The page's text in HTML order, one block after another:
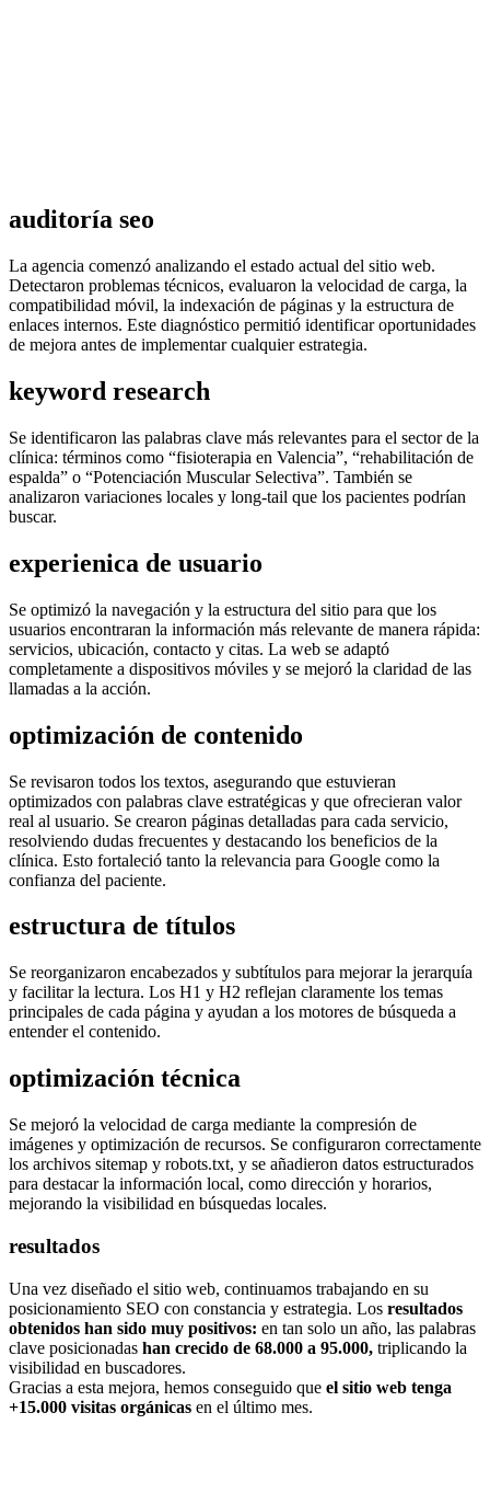
auditoría seo
La agencia comenzó analizando el estado actual del sitio web.
Detectaron problemas técnicos, evaluaron la velocidad de carga, la
compatibilidad móvil, la indexación de páginas y la estructura de
enlaces internos. Este diagnóstico permitió identificar oportunidades
de mejora antes de implementar cualquier estrategia.
keyword research
Se identificaron las palabras clave más relevantes para el sector de la
clínica: términos como “fisioterapia en Valencia”, “rehabilitación de
espalda” o “Potenciación Muscular Selectiva”. También se
analizaron variaciones locales y long-tail que los pacientes podrían
buscar.
experienica de usuario
Se optimizó la navegación y la estructura del sitio para que los
usuarios encontraran la información más relevante de manera rápida:
servicios, ubicación, contacto y citas. La web se adaptó
completamente a dispositivos móviles y se mejoró la claridad de las
llamadas a la acción.
optimización de contenido
Se revisaron todos los textos, asegurando que estuvieran
optimizados con palabras clave estratégicas y que ofrecieran valor
real al usuario. Se crearon páginas detalladas para cada servicio,
resolviendo dudas frecuentes y destacando los beneficios de la
clínica. Esto fortaleció tanto la relevancia para Google como la
confianza del paciente.
estructura de títulos
Se reorganizaron encabezados y subtítulos para mejorar la jerarquía
y facilitar la lectura. Los H1 y H2 reflejan claramente los temas
principales de cada página y ayudan a los motores de búsqueda a
entender el contenido.
optimización técnica
Se mejoró la velocidad de carga mediante la compresión de
imágenes y optimización de recursos. Se configuraron correctamente
los archivos sitemap y robots.txt, y se añadieron datos estructurados
para destacar la información local, como dirección y horarios,
mejorando la visibilidad en búsquedas locales.
resultados
Una vez diseñado el sitio web, continuamos trabajando en su
posicionamiento SEO con constancia y estrategia. Los resultados
obtenidos han sido muy positivos: en tan solo un año, las palabras
clave posicionadas han crecido de 68.000 a 95.000, triplicando la
visibilidad en buscadores.
Gracias a esta mejora, hemos conseguido que el sitio web tenga
+15.000 visitas orgánicas en el último mes.